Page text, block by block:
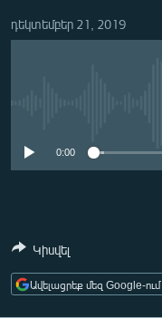
ՂԱՐԱԲԱՂ
ՄԻՋԱԶԳԱՅԻՆ
ՄՇԱԿՈՒՅԹ
ՄԵԿՆԱԲԱՆՈՒԹՅՈՒՆ
ՏՏ ԵՒ ԻՆՏԵՐՆԵՏ
դեկտեմբեր 21, 2019
0:00
Կիսվել
Ավելացրեք մեզ Google-ում